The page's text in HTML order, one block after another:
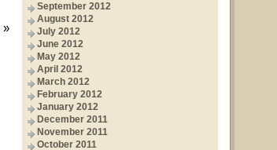
September 2012
August 2012
July 2012
June 2012
May 2012
April 2012
March 2012
February 2012
January 2012
December 2011
November 2011
October 2011
»